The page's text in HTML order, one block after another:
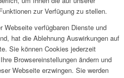
zur Verfügung zu stellen.
Webseite verfügbaren Dienste und
hat die Ablehnung Auswirkungen auf
Sie können Cookies jederzeit
Browsereinstellungen ändern und
Webseite erzwingen. Sie werden